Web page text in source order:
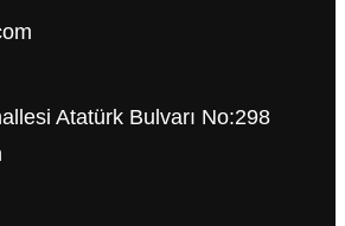
Atatürk Bulvarı No:298